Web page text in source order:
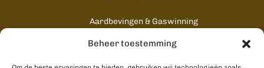
Beheer toestemming
Aardbevingen & Gaswinning
Cultuur & Uitgaan
Gezondheid & Zorg